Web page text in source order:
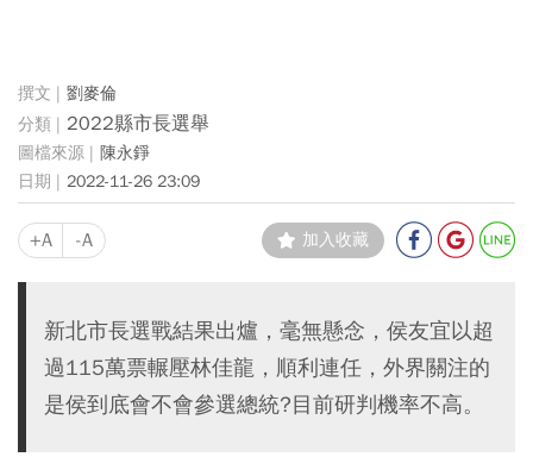
劉麥倫
2022縣市長選舉
陳永錚
2022-11-26 23:09
+A -A 加入收藏
新北市長選戰結果出爐，毫無懸念，侯友宜以超
過115萬票輾壓林佳龍，順利連任，外界關注的
是侯到底會不會參選總統?目前研判機率不高。